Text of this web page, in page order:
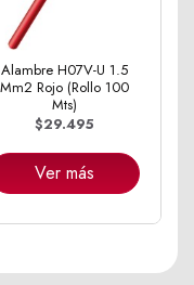
Alambre H07V-U 1.5
Mm2 Rojo (Rollo 100
Mts)
$29.495
Ver más